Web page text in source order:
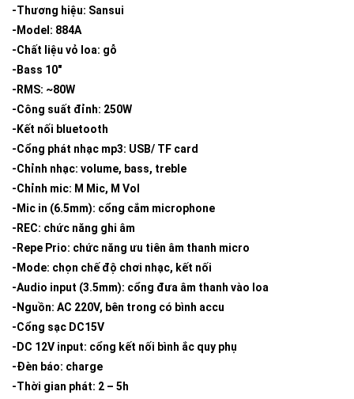
-Thương hiệu: Sansui
-Model: 884A
-Chất liệu vỏ loa: gỗ
-Bass 10″
-RMS: ~80W
-Công suất đỉnh: 250W
-Kết nối bluetooth
-Cổng phát nhạc mp3: USB/ TF card
-Chỉnh nhạc: volume, bass, treble
-Chỉnh mic: M Mic, M Vol
-Mic in (6.5mm): cổng cắm microphone
-REC: chức năng ghi âm
-Repe Prio: chức năng ưu tiên âm thanh micro
-Mode: chọn chế độ chơi nhạc, kết nối
-Audio input (3.5mm): cổng đưa âm thanh vào loa
-Nguồn: AC 220V, bên trong có bình accu
-Cổng sạc DC15V
-DC 12V input: cổng kết nối bình ắc quy phụ
-Đèn báo: charge
-Thời gian phát: 2 – 5h